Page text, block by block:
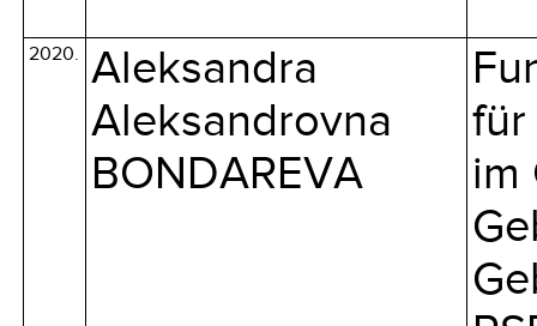
2020. Aleksandra
Aleksandrovna
BONDAREVA
für
im